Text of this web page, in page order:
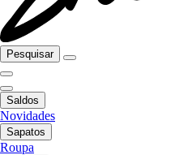
Pesquisar
Saldos
Novidades
Sapatos
Roupa